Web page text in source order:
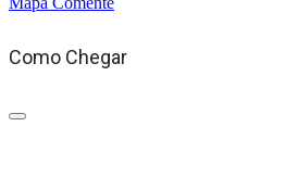
Como Chegar